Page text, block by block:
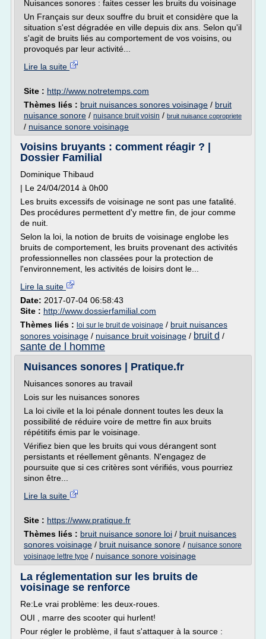
Nuisances sonores : faites cesser les bruits du voisinage
Un Français sur deux souffre du bruit et considère que la
situation s'est dégradée en ville depuis dix ans. Selon qu'il
s'agit de bruits liés au comportement de vos voisins, ou
provoqués par leur activité...
Lire la suite
Site : http://www.notretemps.com
Thèmes liés : bruit nuisances sonores voisinage / bruit
nuisance sonore / nuisance bruit voisin / bruit nuisance copropriete
/ nuisance sonore voisinage
Voisins bruyants : comment réagir ? |
Dossier Familial
Dominique Thibaud
| Le 24/04/2014 à 0h00
Les bruits excessifs de voisinage ne sont pas une fatalité.
Des procédures permettent d'y mettre fin, de jour comme
de nuit.
Selon la loi, la notion de bruits de voisinage englobe les
bruits de comportement, les bruits provenant des activités
professionnelles non classées pour la protection de
l'environnement, les activités de loisirs dont le...
Lire la suite
Date: 2017-07-04 06:58:43
Site : http://www.dossierfamilial.com
Thèmes liés : loi sur le bruit de voisinage / bruit nuisances
sonores voisinage / nuisance bruit voisinage / bruit d /
sante de l homme
Nuisances sonores | Pratique.fr
Nuisances sonores au travail
Lois sur les nuisances sonores
La loi civile et la loi pénale donnent toutes les deux la
possibilité de réduire voire de mettre fin aux bruits
répétitifs émis par le voisinage.
Vérifiez bien que les bruits qui vous dérangent sont
persistants et réellement gênants. N'engagez de
poursuite que si ces critères sont vérifiés, vous pourriez
sinon être...
Lire la suite
Site : https://www.pratique.fr
Thèmes liés : bruit nuisance sonore loi / bruit nuisances
sonores voisinage / bruit nuisance sonore / nuisance sonore
voisinage lettre type / nuisance sonore voisinage
La réglementation sur les bruits de
voisinage se renforce
Re:Le vrai problème: les deux-roues.
OUI , marre des scooter qui hurlent!
Pour régler le problème, il faut s'attaquer à la source :